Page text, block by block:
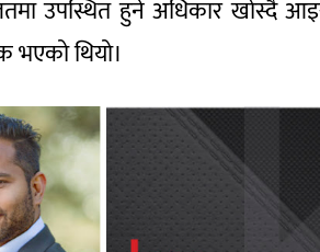
उपस्थित हुने अधिकार खोस्दै
भएको थियो।